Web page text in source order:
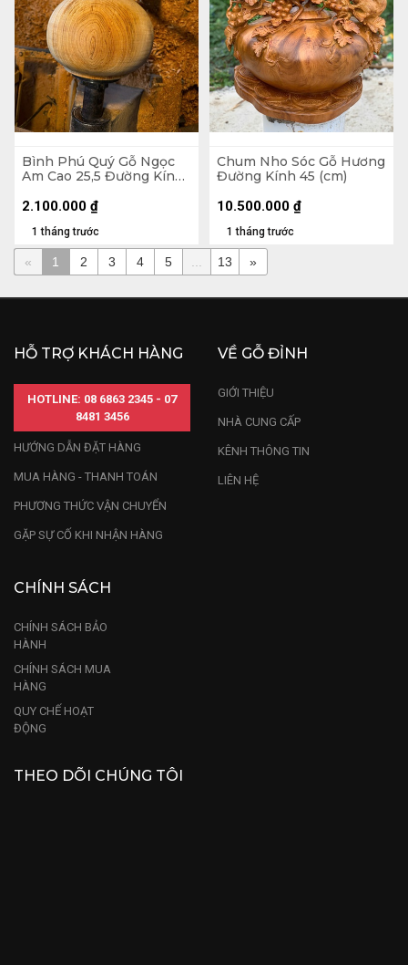
Bình Phú Quý Gỗ Ngọc
Am Cao 25,5 Đường Kính
1 tháng trước
2.100.000 ₫
Chum Nho Sóc Gỗ Hương
Đường Kính 45 (cm)
1 tháng trước
10.500.000 ₫
« 1 2 3 4 5 13 »
HỖ TRỢ KHÁCH HÀNG
HOTLINE: 08 6863 2345 - 07
8481 3456
HƯỚNG DẪN ĐẶT HÀNG
MUA HÀNG - THANH TOÁN
PHƯƠNG THỨC VẬN CHUYỂN
GẶP SỰ CỐ KHI NHẬN HÀNG
VỀ GỖ ĐỈNH
GIỚI THIỆU
NHÀ CUNG CẤP
KÊNH THÔNG TIN
LIÊN HỆ
CHÍNH SÁCH
CHÍNH SÁCH BẢO
HÀNH
CHÍNH SÁCH MUA
HÀNG
QUY CHẾ HOẠT
ĐỘNG
THEO DÕI CHÚNG TÔI